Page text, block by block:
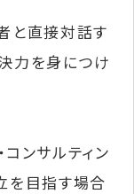
と直接対話す
力を身につけ
コンサルティン
を目指す場合